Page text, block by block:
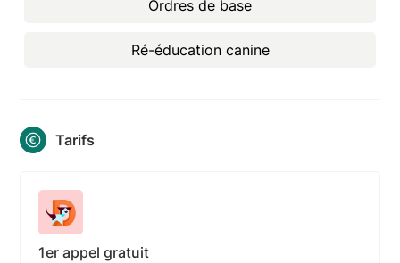
Ordres de base
Ré-éducation canine
Tarifs
1er appel gratuit